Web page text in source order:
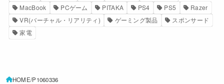
MacBook
PCゲーム PITAKA PS4 PS5
Razer
VR(バーチャル・リアリティ)
ゲーミング製品
スポンサード
家電
HOME P1060336